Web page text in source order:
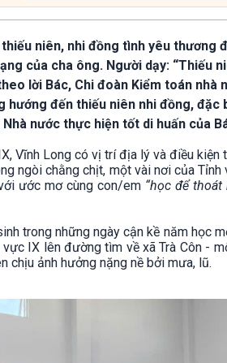
niên, nhi đồng tình yêu thương
của cha ông. Người dạy: “Thiếu
lời Bác, Chi đoàn Kiểm toán nhà
hướng đến thiếu niên nhi đồng, đặc
nước thực hiện tốt di huấn của
Vĩnh Long có vị trí địa lý và điều kiện
ngòi chằng chịt, một vài nơi của Tỉnh
ước mơ cùng con/em “học để thoát
trong những ngày cận kề năm học
IX lên đường tìm về xã Trà Côn -
chịu ảnh hưởng nặng nề bởi mưa, lũ.